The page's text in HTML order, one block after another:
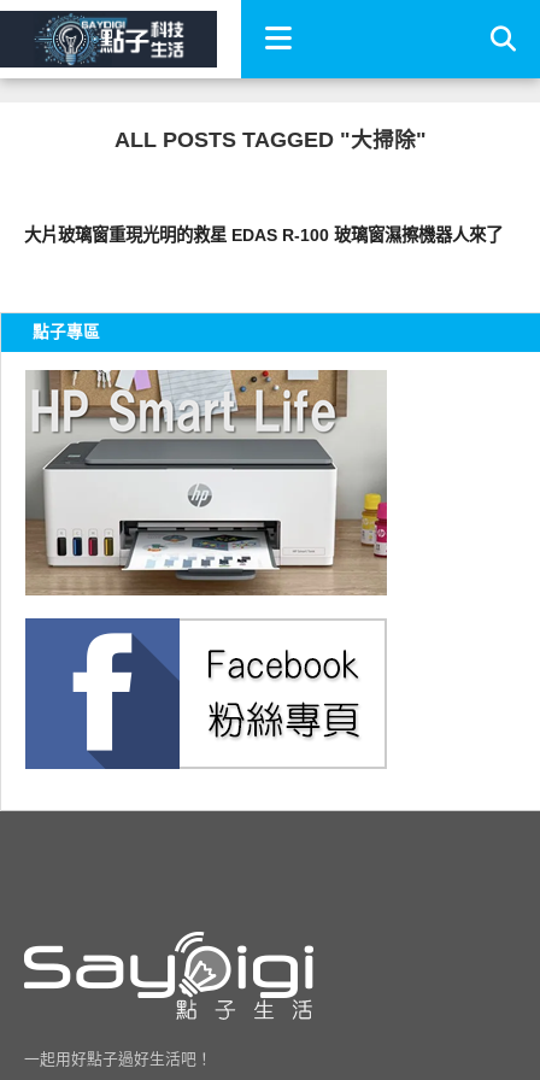
ALL POSTS TAGGED "大掃除"
大片玻璃窗重現光明的救星 EDAS R-100 玻璃窗濕擦機器人來了
點子專區
一起用好點子過好生活吧！